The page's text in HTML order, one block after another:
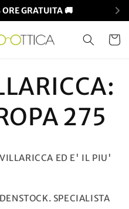
GRATUITA 🚚
275
ED E' IL PIU'
SPECIALISTA